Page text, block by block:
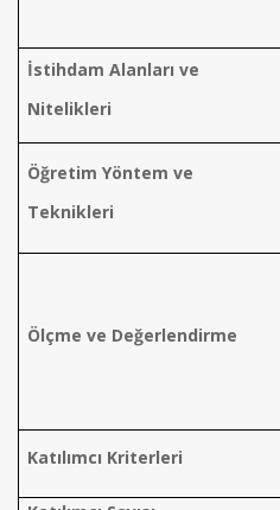
İstihdam Alanları ve
Nitelikleri
Öğretim Yöntem ve
Teknikleri
Ölçme ve Değerlendirme
Katılımcı Kriterleri